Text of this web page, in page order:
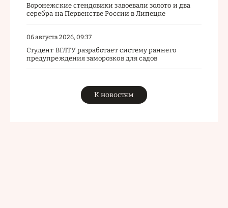
Воронежские стендовики завоевали золото и два
серебра на Первенстве России в Липецке
06 августа 2026, 09:37
Студент ВГЛТУ разработает систему раннего
предупреждения заморозков для садов
К новостям